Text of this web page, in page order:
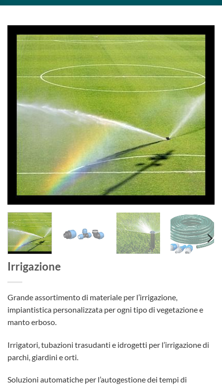
Irrigazione
Grande assortimento di materiale per l’irrigazione,
impiantistica personalizzata per ogni tipo di vegetazione e
manto erboso.
Irrigatori, tubazioni trasudanti e idrogetti per l’irrigazione di
parchi, giardini e orti.
Soluzioni automatiche per l’autogestione dei tempi di